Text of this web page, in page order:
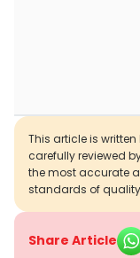
This article is
carefully reviewed
the most accurate
standards of
Share Article